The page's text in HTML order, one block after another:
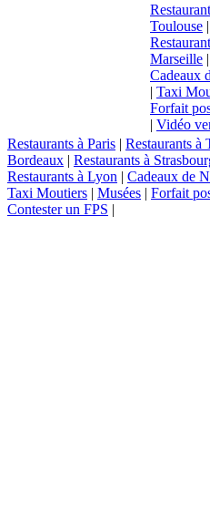
Toulouse |
Marseille |
Cadeaux
| Taxi
Forfait
| Vidéo
Restaurants à Paris | Restaurants à
Bordeaux | Restaurants à
Restaurants à Lyon | Cadeaux de
Taxi Moutiers | Musées | Forfait
Contester un FPS |